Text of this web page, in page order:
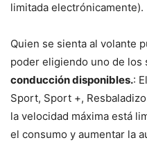
limitada electrónicamente).
Quien se sienta al volante
poder eligiendo uno de los
conducción disponibles.:
Sport, Sport +,
la velocidad máxima está
el consumo y aumentar la